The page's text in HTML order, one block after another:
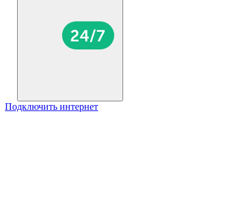
Подключить интернет